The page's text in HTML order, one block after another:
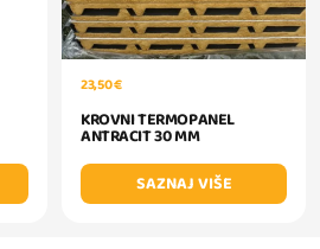
23,50 €
KROVNI TERMOPANEL
ANTRACIT 30 MM
SAZNAJ VIŠE